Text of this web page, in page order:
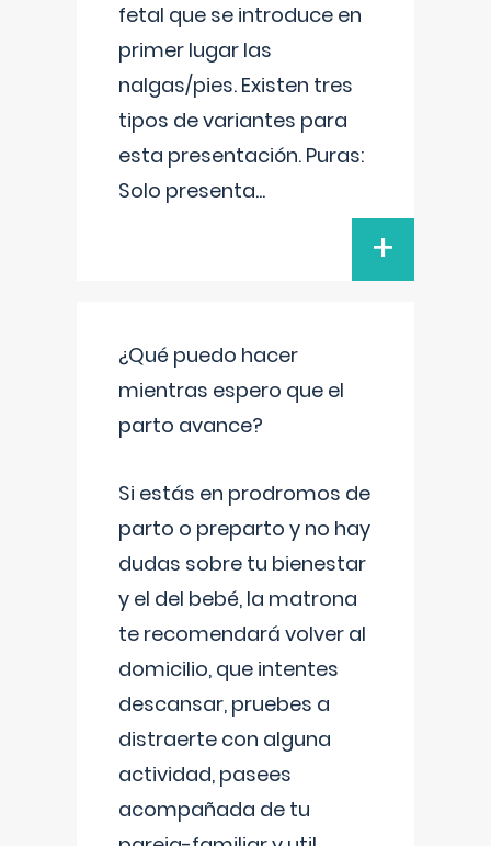
fetal que se introduce en
primer lugar las
nalgas/pies. Existen tres
tipos de variantes para
esta presentación. Puras:
Solo presenta...
+
¿Qué puedo hacer
mientras espero que el
parto avance?
Si estás en prodromos de
parto o preparto y no hay
dudas sobre tu bienestar
y el del bebé, la matrona
te recomendará volver al
domicilio, que intentes
descansar, pruebes a
distraerte con alguna
actividad, pasees
acompañada de tu